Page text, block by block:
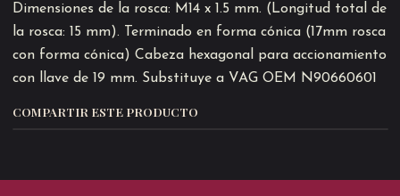
Dimensiones de la rosca: M14 x 1.5 mm. (Longitud total de
la rosca: 15 mm). Terminado en forma cónica (17mm rosca
con forma cónica) Cabeza hexagonal para accionamiento
con llave de 19 mm. Substituye a VAG OEM N90660601
COMPARTIR ESTE PRODUCTO